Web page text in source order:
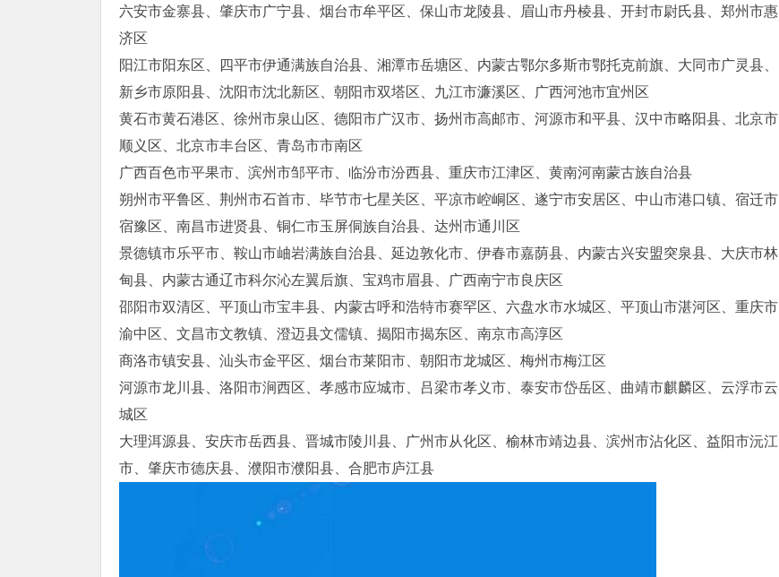
六安市金寨县、肇庆市广宁县、烟台市牟平区、保山市龙陵县、眉山市丹棱县、开封市尉氏县、郑州市惠
济区
阳江市阳东区、四平市伊通满族自治县、湘潭市岳塘区、内蒙古鄂尔多斯市鄂托克前旗、大同市广灵县、
新乡市原阳县、沈阳市沈北新区、朝阳市双塔区、九江市濂溪区、广西河池市宜州区
黄石市黄石港区、徐州市泉山区、德阳市广汉市、扬州市高邮市、河源市和平县、汉中市略阳县、北京市
顺义区、北京市丰台区、青岛市市南区
广西百色市平果市、滨州市邹平市、临汾市汾西县、重庆市江津区、黄南河南蒙古族自治县
朔州市平鲁区、荆州市石首市、毕节市七星关区、平凉市崆峒区、遂宁市安居区、中山市港口镇、宿迁市
宿豫区、南昌市进贤县、铜仁市玉屏侗族自治县、达州市通川区
景德镇市乐平市、鞍山市岫岩满族自治县、延边敦化市、伊春市嘉荫县、内蒙古兴安盟突泉县、大庆市林
甸县、内蒙古通辽市科尔沁左翼后旗、宝鸡市眉县、广西南宁市良庆区
邵阳市双清区、平顶山市宝丰县、内蒙古呼和浩特市赛罕区、六盘水市水城区、平顶山市湛河区、重庆市
渝中区、文昌市文教镇、澄迈县文儒镇、揭阳市揭东区、南京市高淳区
商洛市镇安县、汕头市金平区、烟台市莱阳市、朝阳市龙城区、梅州市梅江区
河源市龙川县、洛阳市涧西区、孝感市应城市、吕梁市孝义市、泰安市岱岳区、曲靖市麒麟区、云浮市云
城区
大理洱源县、安庆市岳西县、晋城市陵川县、广州市从化区、榆林市靖边县、滨州市沾化区、益阳市沅江
市、肇庆市德庆县、濮阳市濮阳县、合肥市庐江县